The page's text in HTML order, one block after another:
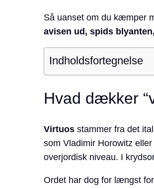
Så uanset om du kæmper
avisen ud, spids
Indholdsfortegnelse
Hvad dækker
Virtuosstammer fra det
som Vladimir Horowitz
overjordisk niveau. I
Ordet har dog for længst